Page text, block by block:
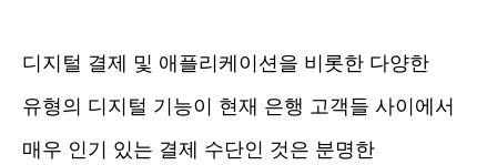
디지털 결제 및 애플리케이션을 비롯한 다양한
유형의 디지털 기능이 현재 은행 고객들 사이에서
매우 인기 있는 결제 수단인 것은 분명한